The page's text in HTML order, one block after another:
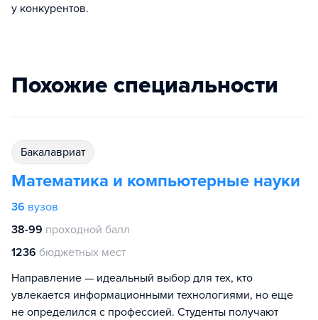
у конкурентов.
Похожие специальности
бакалавриат
Математика и компьютерные науки
36 вузов
38-99 проходной балл
1236 бюджетных мест
Направление — идеальный выбор для тех, кто
увлекается информационными технологиями, но еще
не определился с профессией. Студенты получают